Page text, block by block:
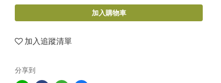
加入購物車
加入追蹤清單
分享到